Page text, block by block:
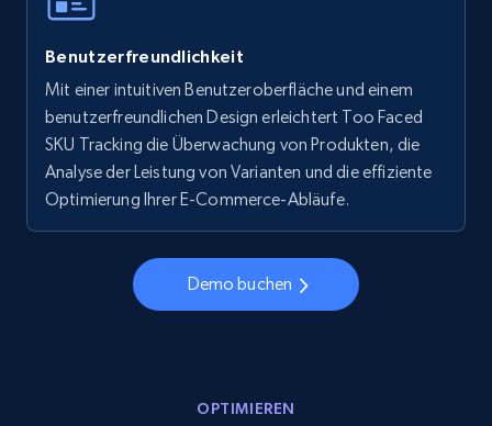
specific keywords
URL, Final price, Sku, Currency, Gtin,
Specifications, Image urls, Top reviews, and
more.
5.6K+ 877+ Jetzt anfangen
Walmart - products - Discover products by
Benutzerfreundlichkeit
Mit einer intuitiven Benutzeroberfläche und einem
benutzerfreundlichen Design erleichtert Too Faced
SKU Tracking die Überwachung von Produkten, die
Analyse der Leistung von Varianten und die effiziente
Optimierung Ihrer E-Commerce-Abläufe.
Demo buchen
OPTIMIEREN